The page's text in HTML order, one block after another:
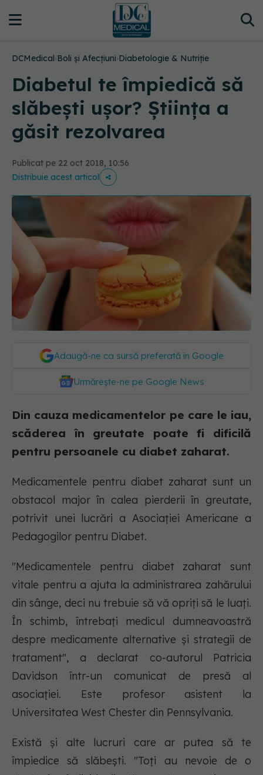
DCMedical›Boli și Afecțiuni›Diabetologie & Nutriție
Diabetul te împiedică să
slăbești ușor? Știința a
găsit rezolvarea
Publicat pe 22 oct 2018, 10:56
Distribuie acest articol
Adaugă-ne ca sursă preferată în Google
Urmărește-ne pe Google News
Din cauza medicamentelor pe care le iau,
scăderea în greutate poate fi dificilă
pentru persoanele cu diabet zaharat.
Medicamentele pentru diabet zaharat sunt un
obstacol major în calea pierderii în greutate,
potrivit unei lucrări a Asociației Americane a
Pedagogilor pentru Diabet.
"Medicamentele pentru diabet zaharat sunt
vitale pentru a ajuta la administrarea zahărului
din sânge, deci nu trebuie să vă opriți să le luați.
În schimb, întrebați medicul dumneavoastră
despre medicamente alternative și strategii de
tratament", a declarat co-autorul Patricia
Davidson într-un comunicat de presă al
asociației. Este profesor asistent la
Universitatea West Chester din Pennsylvania.
Există și alte lucruri care ar putea să te
împiedice să slăbești. "Toți au nevoie de o